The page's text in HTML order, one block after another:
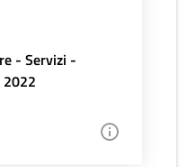
- Servizi -